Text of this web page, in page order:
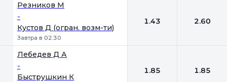
Резников М
-
Кустов Д (огран. возм-ти)
Завтра в 02:30
1.43 2.60
Лебедев Д А
-
Быструшкин К
1.85 1.85